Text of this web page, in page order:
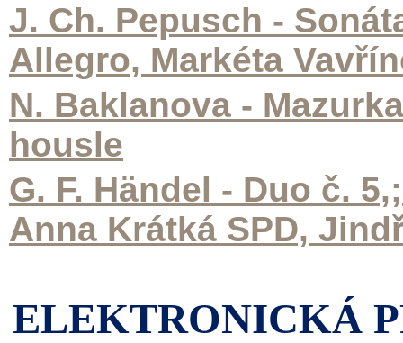
J. Ch. Pepusch -
Allegro, Markéta
N. Baklanova -
housle
G. F. Händel - Duo č.
Anna Krátká SPD,
ELEKTRONICKÁ